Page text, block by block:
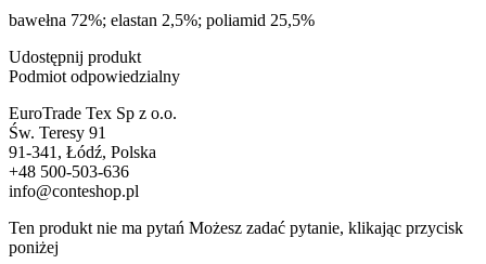
bawełna 72%; elastan 2,5%; poliamid 25,5%
Udostępnij produkt
Podmiot odpowiedzialny
EuroTrade Tex Sp z o.o.
Św. Teresy 91
91-341, Łódź, Polska
+48 500-503-636
info@conteshop.pl
Ten produkt nie ma pytań Możesz zadać pytanie, klikając przycisk
poniżej